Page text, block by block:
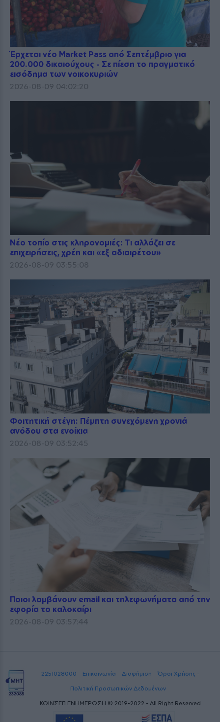
Έρχεται νέο Market Pass από Σεπτέμβριο για
200.000 δικαιούχους - Σε πίεση το πραγματικό
εισόδημα των νοικοκυριών
2026-08-09 04:02:20
Νέο τοπίο στις κληρονομιές: Τι αλλάζει σε
επιχειρήσεις, χρέη και «εξ αδιαιρέτου»
2026-08-09 03:55:08
Φοιτητική στέγη: Πέμπτη συνεχόμενη χρονιά
ανόδου στα ενοίκια
2026-08-09 03:52:45
Ποιοι λαμβάνουν email και τηλεφωνήματα από την
εφορία το καλοκαίρι
2026-08-09 03:57:44
2251028000 Επικοινωνία Διαφήμιση
Όροι Χρήσης -
Πολιτική Προσωπικών Δεδομένων
ΚΟΙΝΣΕΠ ΕΝΗΜΕΡΩΣΗ © 2019-2022 - All Right Reserved